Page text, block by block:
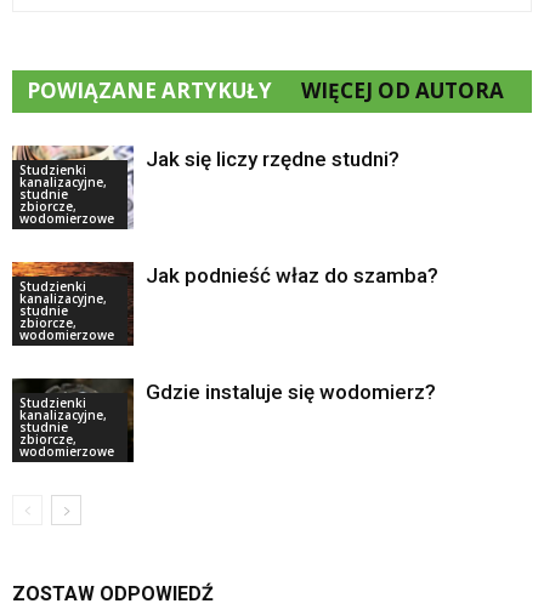
POWIĄZANE ARTYKUŁY WIĘCEJ OD AUTORA
Studzienki
kanalizacyjne,
studnie
zbiorcze,
wodomierzowe
Jak się liczy rzędne studni?
Studzienki
kanalizacyjne,
studnie
zbiorcze,
wodomierzowe
Jak podnieść właz do szamba?
Studzienki
kanalizacyjne,
studnie
zbiorcze,
wodomierzowe
Gdzie instaluje się wodomierz?
ZOSTAW ODPOWIEDŹ